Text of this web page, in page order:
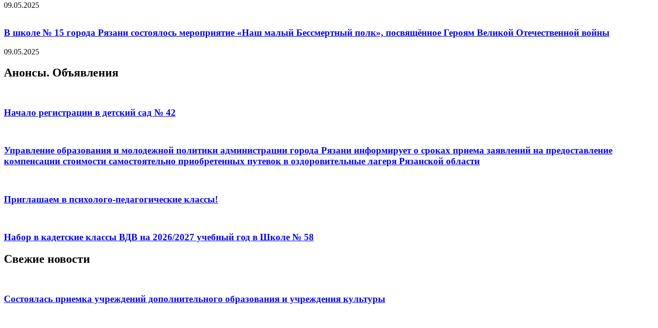
09.05.2025
В школе № 15 города Рязани состоялось мероприятие «Наш малый Бессмертный полк», посвящённое Героям Великой Отечественной войны
09.05.2025
Анонсы. Объявления
Начало регистрации в детский сад № 42
Управление образования и молодежной политики администрации города Рязани информирует о сроках приема заявлений на предоставление
компенсации стоимости самостоятельно приобретенных путевок в оздоровительные лагеря Рязанской области
Приглашаем в психолого-педагогические классы!
Набор в кадетские классы ВДВ на 2026/2027 учебный год в Школе № 58
Свежие новости
Состоялась приемка учреждений дополнительного образования и учреждения культуры